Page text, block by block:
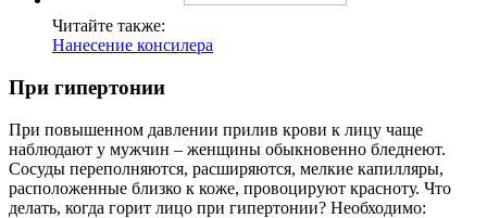
Читайте также:
Нанесение консилера
При гипертонии
При повышенном давлении прилив крови к лицу чаще
наблюдают у мужчин – женщины обыкновенно бледнеют.
Сосуды переполняются, расширяются, мелкие капилляры,
расположенные близко к коже, провоцируют красноту. Что
делать, когда горит лицо при гипертонии? Необходимо: